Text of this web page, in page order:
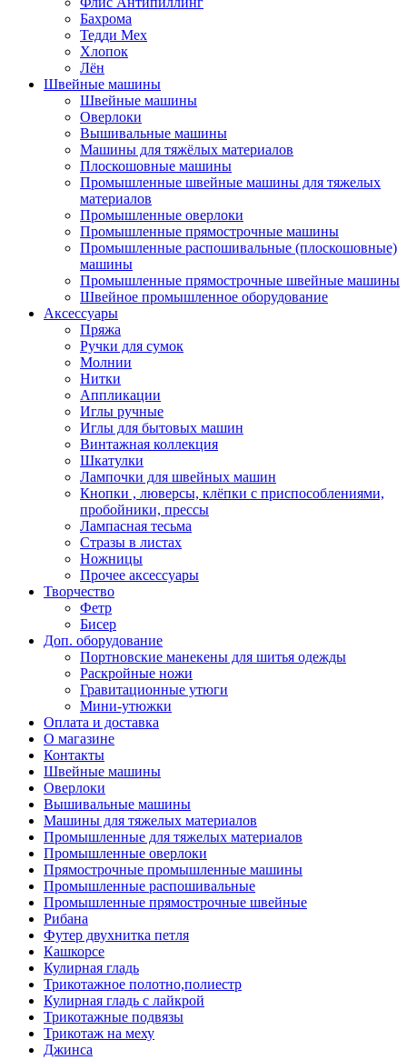
Бахрома
Тедди Мех
Хлопок
Лён
Швейные машины
Швейные машины
Оверлоки
Вышивальные машины
Машины для тяжёлых материалов
Плоскошовные машины
Промышленные швейные машины для тяжелых
материалов
Промышленные оверлоки
Промышленные прямострочные машины
Промышленные распошивальные (плоскошовные)
машины
Промышленные прямострочные швейные машины
Швейное промышленное оборудование
Аксессуары
Пряжа
Ручки для сумок
Молнии
Нитки
Аппликации
Иглы ручные
Иглы для бытовых машин
Винтажная коллекция
Шкатулки
Лампочки для швейных машин
Кнопки , люверсы, клёпки с приспособлениями,
пробойники, прессы
Лампасная тесьма
Стразы в листах
Ножницы
Прочее аксессуары
Творчество
Фетр
Бисер
Доп. оборудование
Портновские манекены для шитья одежды
Раскройные ножи
Гравитационные утюги
Мини-утюжки
Оплата и доставка
О магазине
Контакты
Швейные машины
Оверлоки
Вышивальные машины
Машины для тяжелых материалов
Промышленные для тяжелых материалов
Промышленные оверлоки
Прямострочные промышленные машины
Промышленные распошивальные
Промышленные прямострочные швейные
Рибана
Футер двухнитка петля
Кашкорсе
Кулирная гладь
Трикотажное полотно,полиестр
Кулирная гладь с лайкрой
Трикотажные подвязы
Трикотаж на меху
Джинса